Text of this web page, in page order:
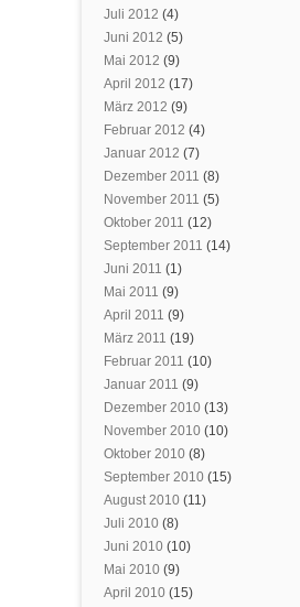
Juli 2012 (4)
Juni 2012 (5)
Mai 2012 (9)
April 2012 (17)
März 2012 (9)
Februar 2012 (4)
Januar 2012 (7)
Dezember 2011 (8)
November 2011 (5)
Oktober 2011 (12)
September 2011 (14)
Juni 2011 (1)
Mai 2011 (9)
April 2011 (9)
März 2011 (19)
Februar 2011 (10)
Januar 2011 (9)
Dezember 2010 (13)
November 2010 (10)
Oktober 2010 (8)
September 2010 (15)
August 2010 (11)
Juli 2010 (8)
Juni 2010 (10)
Mai 2010 (9)
April 2010 (15)